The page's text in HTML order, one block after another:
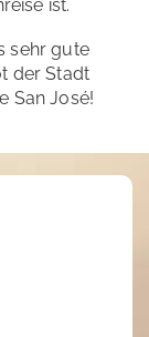
ist.
sehr gute
der Stadt
San José!